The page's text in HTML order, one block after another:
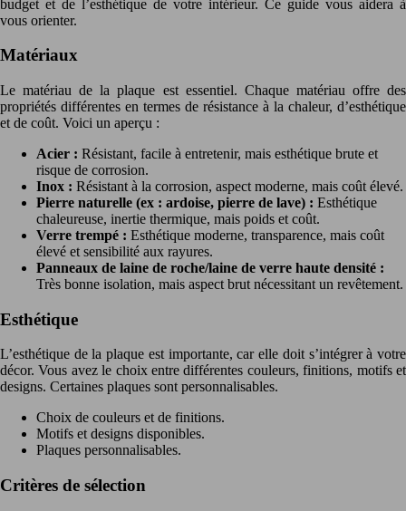
budget et de l’esthétique de votre intérieur. Ce guide vous aidera à
vous orienter.
Matériaux
Le matériau de la plaque est essentiel. Chaque matériau offre des
propriétés différentes en termes de résistance à la chaleur, d’esthétique
et de coût. Voici un aperçu :
Acier : Résistant, facile à entretenir, mais esthétique brute et
risque de corrosion.
Inox : Résistant à la corrosion, aspect moderne, mais coût élevé.
Pierre naturelle (ex : ardoise, pierre de lave) : Esthétique
chaleureuse, inertie thermique, mais poids et coût.
Verre trempé : Esthétique moderne, transparence, mais coût
élevé et sensibilité aux rayures.
Panneaux de laine de roche/laine de verre haute densité :
Très bonne isolation, mais aspect brut nécessitant un revêtement.
Esthétique
L’esthétique de la plaque est importante, car elle doit s’intégrer à votre
décor. Vous avez le choix entre différentes couleurs, finitions, motifs et
designs. Certaines plaques sont personnalisables.
Choix de couleurs et de finitions.
Motifs et designs disponibles.
Plaques personnalisables.
Critères de sélection